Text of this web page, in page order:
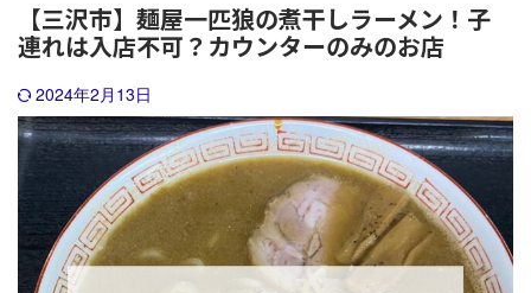
【三沢市】麺屋一匹狼の煮干しラーメン！子
連れは入店不可？カウンターのみのお店
2024年2月13日